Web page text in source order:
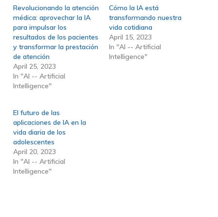
Revolucionando la atención
médica: aprovechar la IA
para impulsar los
resultados de los pacientes
y transformar la prestación
de atención
April 25, 2023
In "AI -- Artificial
Intelligence"
Cómo la IA está
transformando nuestra
vida cotidiana
April 15, 2023
In "AI -- Artificial
Intelligence"
El futuro de las
aplicaciones de IA en la
vida diaria de los
adolescentes
April 20, 2023
In "AI -- Artificial
Intelligence"